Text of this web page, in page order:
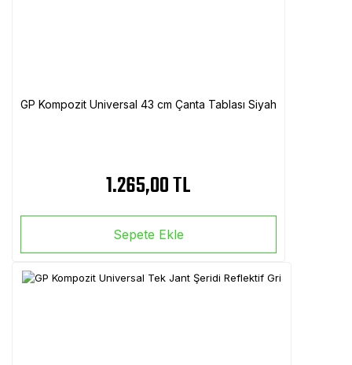
GP Kompozit Universal 43 cm Çanta Tablası Siyah
1.265,00 TL
Sepete Ekle